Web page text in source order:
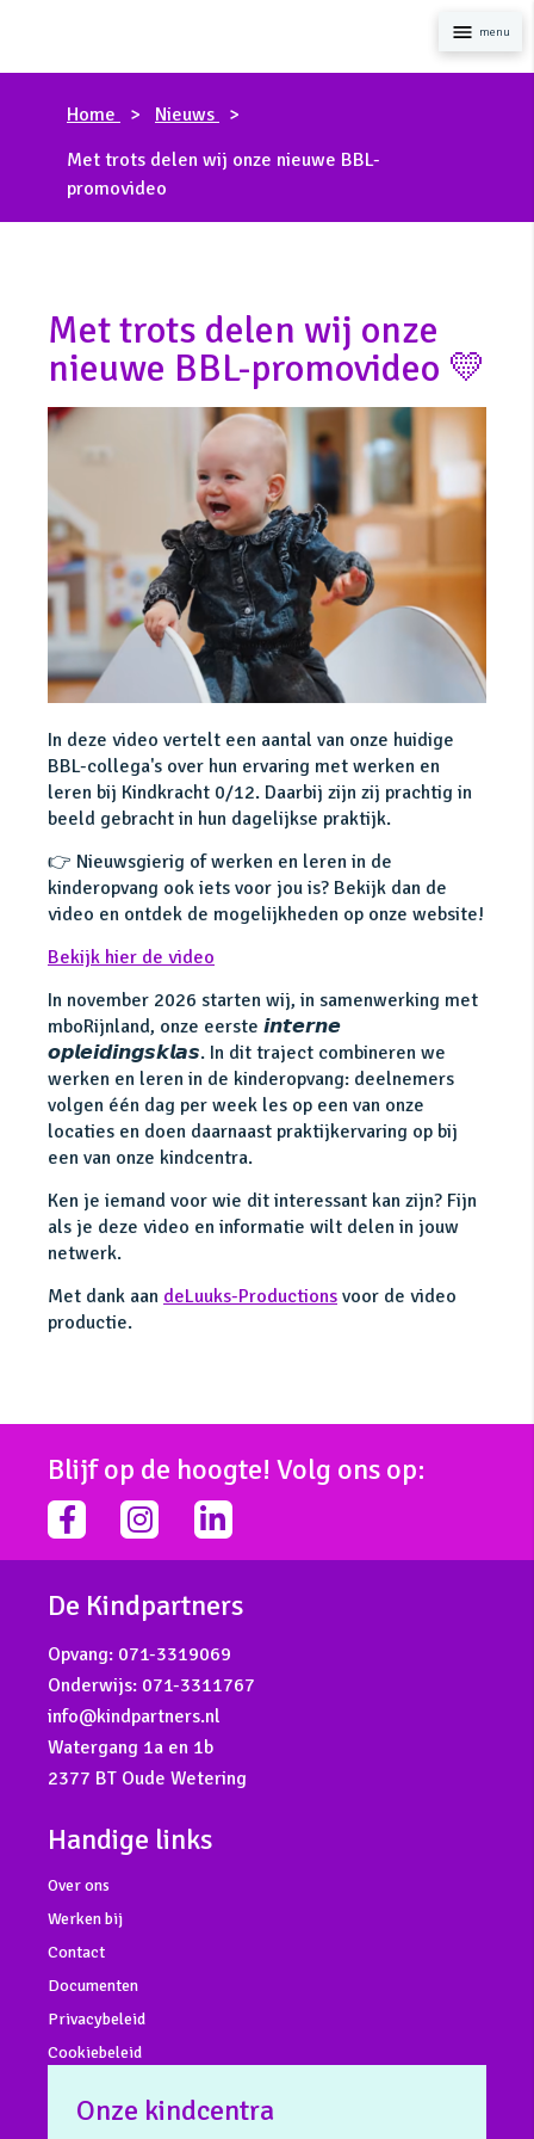
Home
Nieuws
Met trots delen wij onze nieuwe BBL-
promovideo
Met trots delen wij onze
nieuwe BBL-promovideo 💛
In deze video vertelt een aantal van onze huidige
BBL-collega's over hun ervaring met werken en
leren bij Kindkracht 0/12. Daarbij zijn zij prachtig in
beeld gebracht in hun dagelijkse praktijk.
👉 Nieuwsgierig of werken en leren in de
kinderopvang ook iets voor jou is? Bekijk dan de
video en ontdek de mogelijkheden op onze website!
Bekijk hier de video
In november 2026 starten wij, in samenwerking met
mboRijnland, onze eerste 𝙞𝙣𝙩𝙚𝙧𝙣𝙚
𝙤𝙥𝙡𝙚𝙞𝙙𝙞𝙣𝙜𝙨𝙠𝙡𝙖𝙨. In dit traject combineren we
werken en leren in de kinderopvang: deelnemers
volgen één dag per week les op een van onze
locaties en doen daarnaast praktijkervaring op bij
een van onze kindcentra.
Ken je iemand voor wie dit interessant kan zijn? Fijn
als je deze video en informatie wilt delen in jouw
netwerk.
Met dank aan deLuuks-Productions voor de video
productie.
Blijf op de hoogte! Volg ons op:
facebook-
f
instagramlinkedin-
in
De Kindpartners
Opvang: 071-3319069
Onderwijs: 071-3311767
info@kindpartners.nl
Watergang 1a en 1b
2377 BT Oude Wetering
Handige links
Over ons
Werken bij
Contact
Documenten
Privacybeleid
Cookiebeleid
Onze kindcentra